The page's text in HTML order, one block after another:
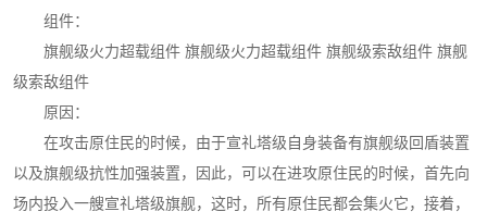
组件：
旗舰级火力超载组件 旗舰级火力超载组件 旗舰级索敌组件 旗舰
级索敌组件
原因：
在攻击原住民的时候，由于宣礼塔级自身装备有旗舰级回盾装置
以及旗舰级抗性加强装置，因此，可以在进攻原住民的时候，首先向
场内投入一艘宣礼塔级旗舰，这时，所有原住民都会集火它，接着，